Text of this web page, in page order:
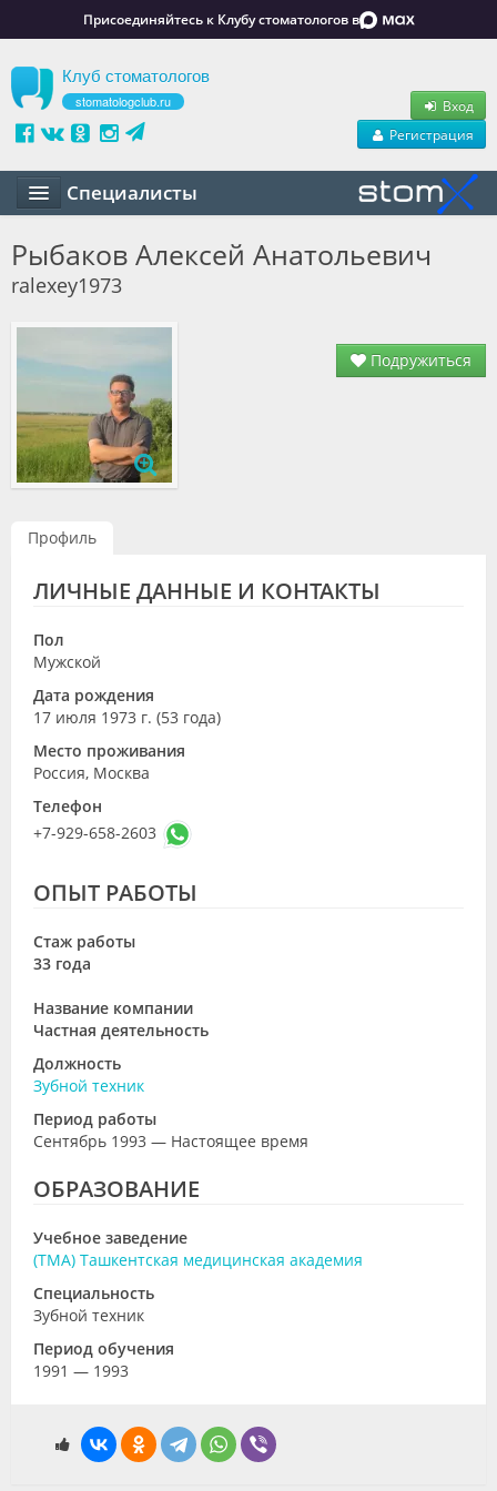
Присоединяйтесь к Клубу стоматологов в
Клуб стоматологов
stomatologclub.ru
Вход
Регистрация
Специалисты
Маркет
Обучение
Вакансии
Резюме
Объявления
Специалисты
Галерея
Блоги
Лаборатории
Рыбаков Алексей Анатольевич
Подружиться
ralexey1973
Профиль
ЛИЧНЫЕ ДАННЫЕ И КОНТАКТЫ
Пол
Мужской
Дата рождения
17 июля 1973 г. (53 года)
Место проживания
Россия, Москва
Телефон
+7-929-658-2603
ОПЫТ РАБОТЫ
Стаж работы
33 года
Название компании
Частная деятельность
Должность
Зубной техник
Период работы
Сентябрь 1993 — Настоящее время
ОБРАЗОВАНИЕ
Учебное заведение
(ТМА) Ташкентская медицинская академия
Специальность
Зубной техник
Период обучения
1991 — 1993